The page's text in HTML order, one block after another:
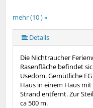
mehr (10 ) »
mehr (10 ) »
mehr (10 ) »
mehr (10 ) »
mehr (10 ) »
mehr (10 ) »
mehr (10 ) »
Details
Die Nichtraucher
Rasenfläche befindet
Usedom. Gemütliche
Haus in einem Haus
Strand entfernt. Zur
ca 500 m.